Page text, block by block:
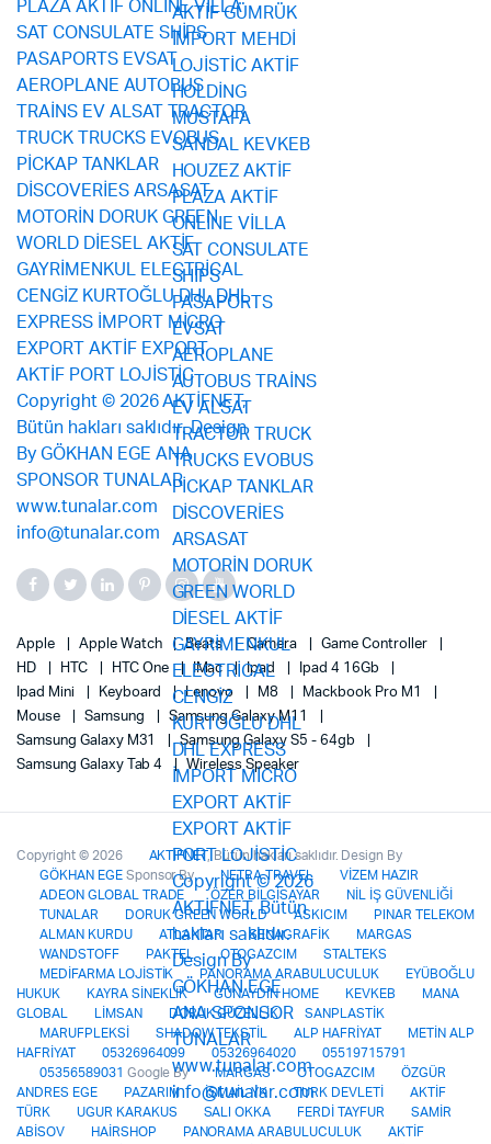
Apple Apple Watch Beats Camera
Game Controller
HD
HTC HTC One IMac Ipad
Ipad 4 16Gb
Ipad Mini
Keyboard Lenovo M8
Mackbook Pro M1
Mouse
Samsung
Samsung Galaxy M11
Samsung Galaxy M31
Samsung Galaxy S5 - 64gb
Samsung Galaxy Tab 4
Wireless Speaker
Copyright © 2026 AKTİFNET, Bütün hakları saklıdır. Design By
GÖKHAN EGE Sponsor By NETRA TRAVEL
VİZEM HAZIR
ADEON GLOBAL TRADE
ÖZER BİLGİSAYAR
NİL İŞ GÜVENLİĞİ
TUNALAR
DORUK GREEN WORLD ASKICIM
PINAR TELEKOM
ALMAN KURDU
ATLANTAR SENAGRAFİK
MARGAS
WANDSTOFF
PAKTEL OTOGAZCIM
STALTEKS
MEDİFARMA LOJİSTİK
PANORAMA ARABULUCULUK
EYÜBOĞLU
HUKUK
KAYRA SİNEKLİK GÜNAYDIN HOME KEVKEB
MANA
GLOBAL
LİMSAN DORUK GÜZELLİK
SANPLASTİK
MARUFPLEKSİ
SHADOW TEKSTİL ALP HAFRİYAT
METİN ALP
HAFRİYAT
05326964099 05326964020
05519715791
05356589031 Google By MARGAS OTOGAZCIM
ÖZGÜR
ANDRES EGE
PAZARIM İSMAİL YK TURK DEVLETİ
AKTİF
TÜRK
UGUR KARAKUS SALI OKKA FERDİ TAYFUR
SAMİR
ABİSOV
HAİRSHOP PANORAMA ARABULUCULUK
AKTİF